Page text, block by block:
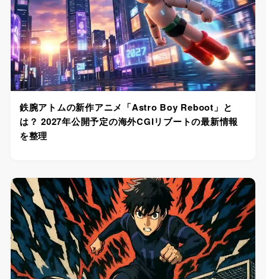
鉄腕アトムの新作アニメ「Astro Boy Reboot」と
は？ 2027年公開予定の海外CGIリブートの最新情報
を整理